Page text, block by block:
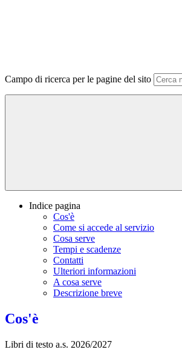
Campo di ricerca per le pagine del sito
Indice pagina
Cos'è
Come si accede al servizio
Cosa serve
Tempi e scadenze
Contatti
Ulteriori informazioni
A cosa serve
Descrizione breve
Cos'è
Libri di testo a.s. 2026/2027